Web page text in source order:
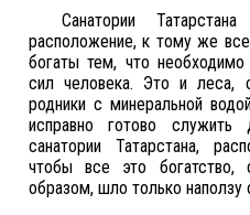
Санатории
расположение, к тому же
богаты тем, что
сил человека. Это и леса,
родники с минеральной
исправно готово
санатории Татарстана,
чтобы все это богатство,
образом, шло только